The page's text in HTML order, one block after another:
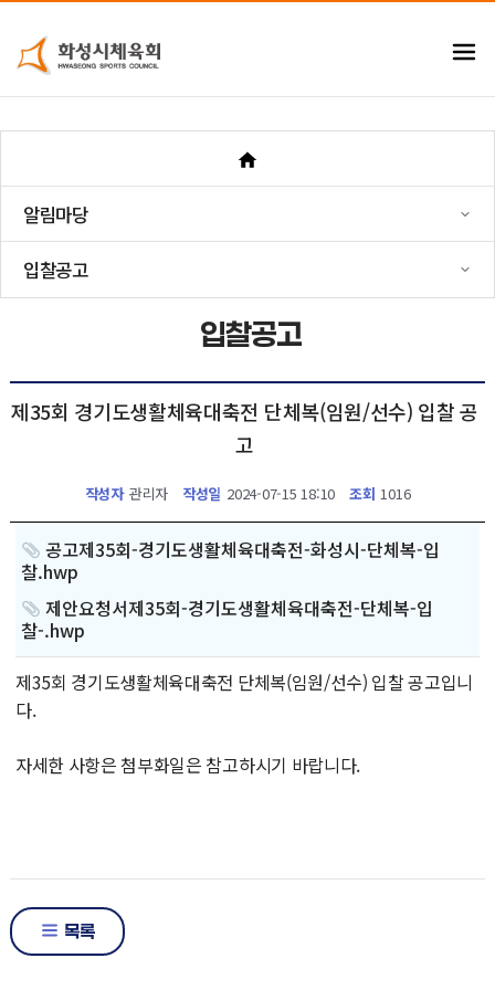
알림마당
입찰공고
입찰공고
제35회 경기도생활체육대축전 단체복(임원/선수) 입찰 공
고
작성자 관리자 작성일 2024-07-15 18:10 조회 1016
공고제35회-경기도생활체육대축전-화성시-단체복-입
찰.hwp
제안요청서제35회-경기도생활체육대축전-단체복-입
찰-.hwp
제35회 경기도생활체육대축전 단체복(임원/선수) 입찰 공고입니
다.
자세한 사항은 첨부화일은 참고하시기 바랍니다.
목록